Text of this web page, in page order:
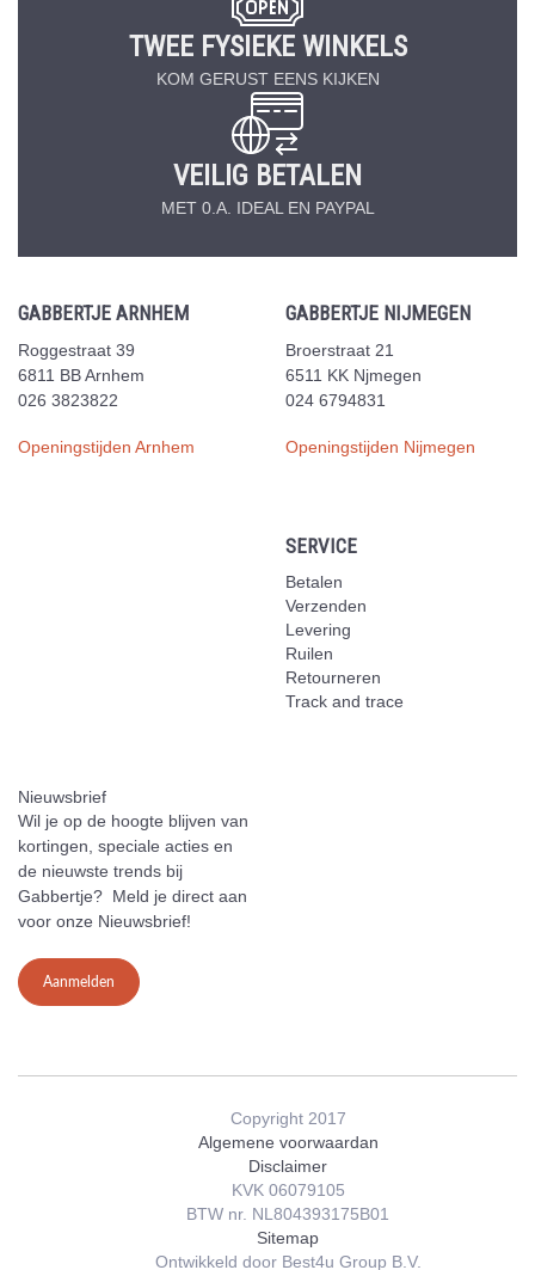
TWEE FYSIEKE WINKELS
KOM GERUST EENS KIJKEN
VEILIG BETALEN
MET 0.A. IDEAL EN PAYPAL
GABBERTJE ARNHEM
Roggestraat 39
6811 BB Arnhem
026 3823822
Openingstijden Arnhem
GABBERTJE NIJMEGEN
Broerstraat 21
6511 KK Njmegen
024 6794831
Openingstijden Nijmegen
SERVICE
Betalen
Verzenden
Levering
Ruilen
Retourneren
Track and trace
Nieuwsbrief
Wil je op de hoogte blijven van
kortingen, speciale acties en
de nieuwste trends bij
Gabbertje? Meld je direct aan
voor onze Nieuwsbrief!
Aanmelden
Copyright 2017
Algemene voorwaardan
Disclaimer
KVK 06079105
BTW nr. NL804393175B01
Sitemap
Ontwikkeld door Best4u Group B.V.